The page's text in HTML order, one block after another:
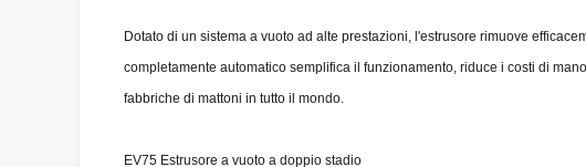
Dotato di un sistema a vuoto ad alte prestazioni, l'estrusore rimuove
completamente automatico semplifica il funzionamento, riduce i costi di
fabbriche di mattoni in tutto il mondo.
EV75 Estrusore a vuoto a doppio stadio